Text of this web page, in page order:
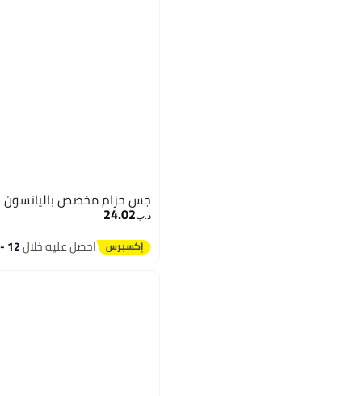
جس حزام مخصص باليانسون
د.ب‏24.02
احصل عليه خلال12 - 13 اغسطس